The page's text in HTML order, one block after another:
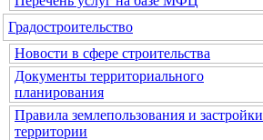
Градостроительство
Новости в сфере строительства
Документы территориального
планирования
Правила землепользования и застройки
территории